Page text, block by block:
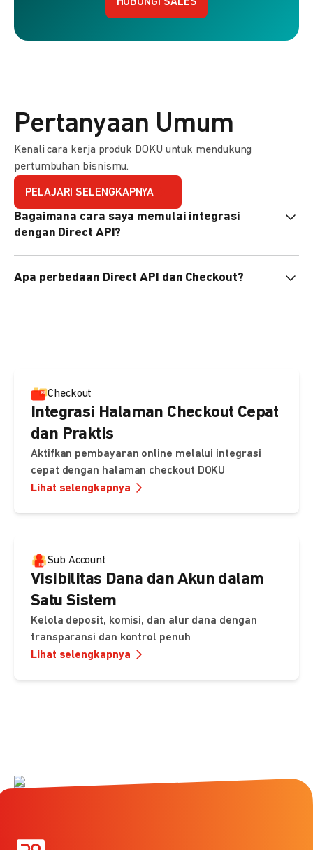
HUBUNGI SALES
Pertanyaan Umum
Kenali cara kerja produk DOKU untuk mendukung
pertumbuhan bisnismu.
PELAJARI SELENGKAPNYA
Bagaimana cara saya memulai integrasi
dengan Direct API?
pemrograman untuk membantu integrasi Anda. Pelajari
Apa perbedaan Direct API dan Checkout?
Checkout
Integrasi Halaman Checkout Cepat
dan Praktis
Aktifkan pembayaran online melalui integrasi
cepat dengan halaman checkout DOKU
Lihat selengkapnya
Sub Account
Visibilitas Dana dan Akun dalam
Satu Sistem
Kelola deposit, komisi, dan alur dana dengan
transparansi dan kontrol penuh
Lihat selengkapnya